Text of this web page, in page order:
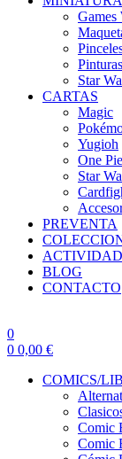
Games
Pinturas
Star
CARTAS
Magic
Yugioh
One
Star
PREVENTA
BLOG
CONTACTO
0
0 0,00 €
COMICS/
Comic
Comic